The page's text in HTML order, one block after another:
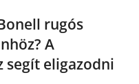
rugós
A
segít eligazodni